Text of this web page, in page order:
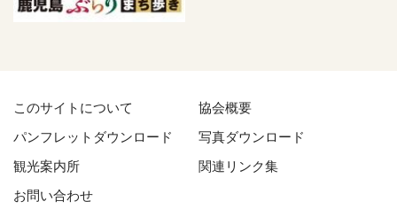
このサイトについて
協会概要
パンフレットダウンロード
写真ダウンロード
観光案内所
関連リンク集
お問い合わせ